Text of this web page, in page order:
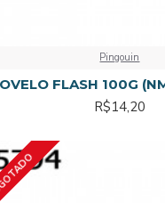
Pingouin
FLASH 100G
R$14,20